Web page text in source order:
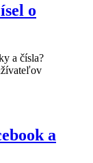
o
a čísla?
a